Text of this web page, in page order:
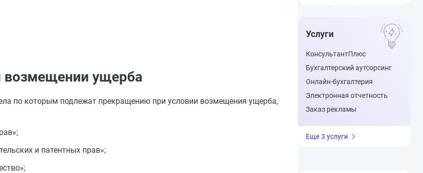
возмещении ущерба
по которым подлежат прекращению при условии возмещения ущерба,
и патентных прав»;
Услуги
КонсультантПлюс
Бухгалтерский аутсорсинг
Онлайн-бухгалтерия
Электронная отчетность
Заказ рекламы
Еще 3 услуги